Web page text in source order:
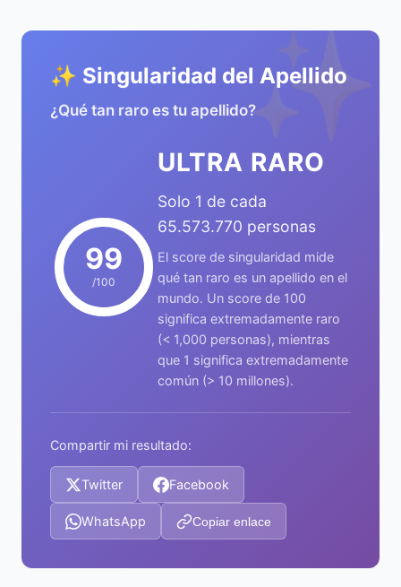
✨
✨ Singularidad del Apellido
¿Qué tan raro es tu apellido?
99
/100
ULTRA RARO
Solo 1 de cada
65.573.770 personas
El score de singularidad mide
qué tan raro es un apellido en el
mundo. Un score de 100
significa extremadamente raro
(< 1,000 personas), mientras
que 1 significa extremadamente
común (> 10 millones).
Compartir mi resultado:
Twitter Facebook
WhatsApp Copiar enlace